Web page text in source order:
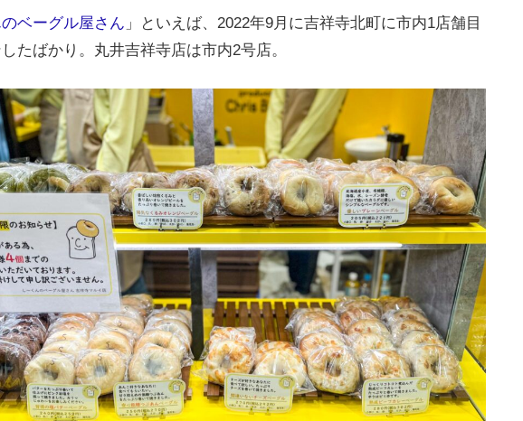
ベーグル屋さん 」といえば、2022年9月に吉祥寺北町に市内1店舗目
たばかり。丸井吉祥寺店は市内2号店。